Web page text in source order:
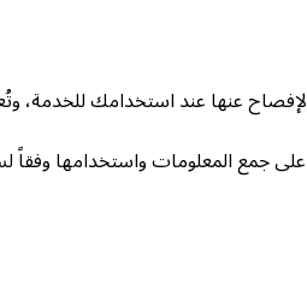
عنها عند استخدامك
جمع المعلومات واستخدامها